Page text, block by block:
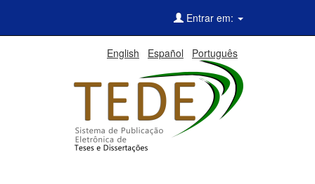
Entrar em:
English Español Português